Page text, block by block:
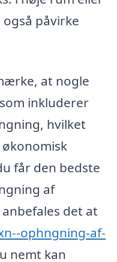
påvirke
at nogle
inkluderer
hvilket
får den bedste
af
det at
ophngning-af-
nemt kan